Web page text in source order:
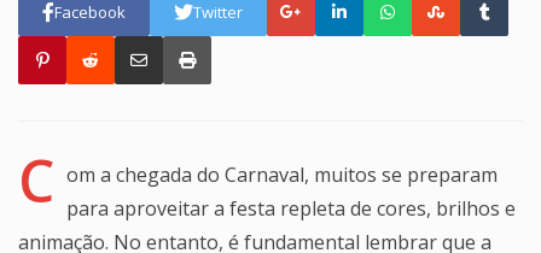
Facebook Twitter
C om a chegada do Carnaval, muitos se preparam
para aproveitar a festa repleta de cores, brilhos e
animação. No entanto, é fundamental lembrar que a